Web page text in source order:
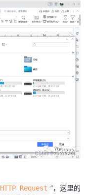
HTTP Request ”，这里的